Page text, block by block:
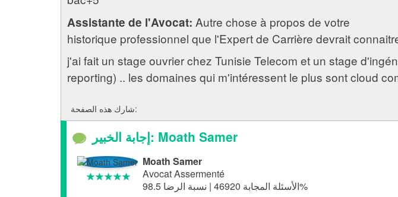
Assistante de l'Avocat: Autre chose à propos de votre
historique professionnel que l'Expert de Carrière devrait
j'ai fait un stage ouvrier chez Tunisie Telecom et un stage
reporting) .. les domaines qui m'intéressent le plus sont cloud
شارك هذه الصفحة:
إجابة الخبير: Moath Samer
Moath Samer
Avocat Assermenté
الأسئلة المجابة 46920 | نسبة الرضا 98.5%